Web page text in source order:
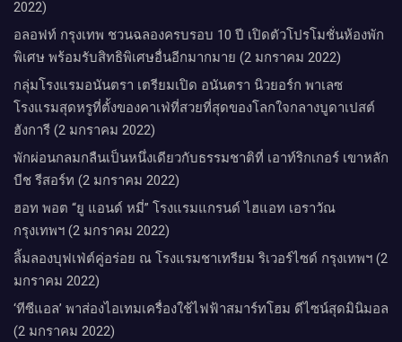
2022)
อลอฟท์ กรุงเทพ ชวนฉลองครบรอบ 10 ปี เปิดตัวโปรโมชั่นห้องพัก
พิเศษ พร้อมรับสิทธิพิเศษอื่นอีกมากมาย (2 มกราคม 2022)
กลุ่มโรงแรมอนันตรา เตรียมเปิด อนันตรา นิวยอร์ก พาเลซ
โรงแรมสุดหรูที่ตั้งของคาเฟ่ที่สวยที่สุดของโลกใจกลางบูดาเปสต์
ฮังการี (2 มกราคม 2022)
พักผ่อนกลมกลืนเป็นหนึ่งเดียวกับธรรมชาติที่ เอาท์ริกเกอร์ เขาหลัก
บีช รีสอร์ท (2 มกราคม 2022)
ฮอท พอต “ยู แอนด์ หมี่” โรงแรมแกรนด์ ไฮแอท เอราวัณ
กรุงเทพฯ (2 มกราคม 2022)
ลิ้มลองบุฟเฟ่ต์คู่อร่อย ณ โรงแรมชาเทรียม ริเวอร์ไซด์ กรุงเทพฯ (2
มกราคม 2022)
‘ทีซีแอล’ พาส่องไอเทมเครื่องใช้ไฟฟ้าสมาร์ทโฮม ดีไซน์สุดมินิมอล
(2 มกราคม 2022)